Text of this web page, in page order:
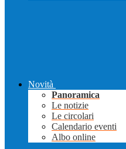
Novità
Panoramica
Le notizie
Le circolari
Calendario eventi
Albo online